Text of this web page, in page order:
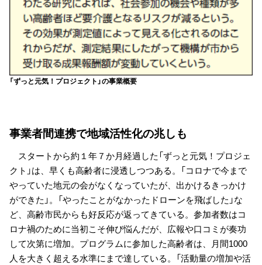
「ずっと元気！プロジェクト」の事業概要
事業者間連携で地域活性化の兆しも
スタートから約１年７か月経過した「ずっと元気！プロジェ
クト」は、早くも高齢者に浸透しつつある。「コロナで今まで
やっていた地元の会がなくなっていたが、出かけるきっかけ
ができた」。「やったことがなかったドローンを飛ばした」な
ど、高齢市民からも好反応が返ってきている。参加者数はコ
ロナ禍のために当初こそ伸び悩んだが、広報や口コミが奏功
して次第に増加。プログラムに参加した高齢者は、月間1000
人を大きく超える水準にまで達している。「活動量の増加や活